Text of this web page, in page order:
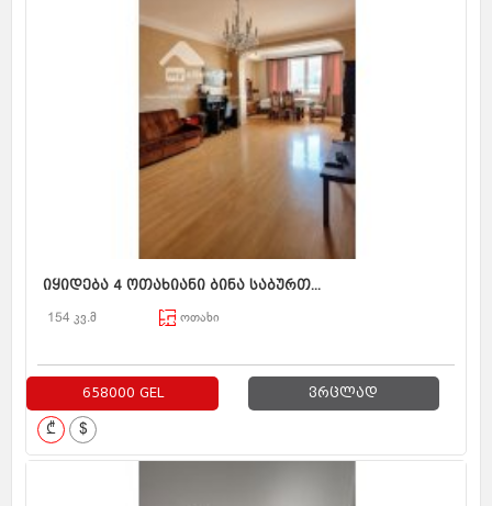
იყიდება 4 ოთახიანი ბინა საბურთ...
154 კვ.მ ოთახი
658000 GEL ვრცლად
₾ $